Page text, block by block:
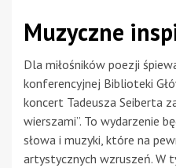
Muzyczne
Dla miłośników poezji
konferencyjnej Biblioteki
koncert Tadeusza Seiberta
wierszami”. To wydarzenie
słowa i muzyki, które na
artystycznych wzruszeń. W